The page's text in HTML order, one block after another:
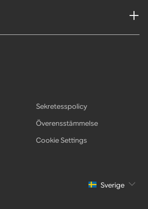
Sekretesspolicy
Överensstämmelse
Cookie Settings
Sverige